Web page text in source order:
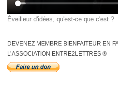
Éveilleur d'idées, qu'est-ce que c'est ?
DEVENEZ MEMBRE BIENFAITEUR EN
L’ASSOCIATION ENTRE2LETTRES ®